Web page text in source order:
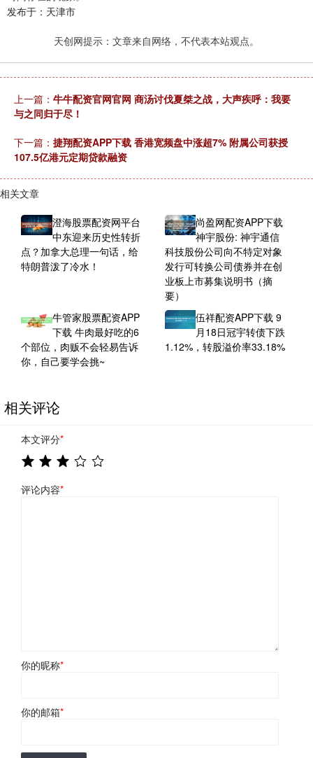
发布于：天津市
天创网提示：文章来自网络，不代表本站观点。
上一篇： 牛牛配资官网官网 商汤讨伐夏桀之战，大声疾呼：我要
与之同归于尽！
下一篇： 捷翔配资APP下载 香港宽频盘中涨超7% 附属公司获授
107.5亿港元定期贷款融资
相关文章
澄海股票配资网平台
中东迎来历史性转折
点？加拿大总理一句话，给
特朗普泼了冷水！
尚盈网配资APP下载
神宇股份: 神宇通信
科技股份公司向不特定对象
发行可转换公司债券并在创
业板上市募集说明书（摘
要）
牛管家股票配资APP
下载 牛肉最好吃的6
个部位，肉贩不会轻易告诉
你，自己要学会挑~
伍祥配资APP下载 9
月18日冠宇转债下跌
1.12%，转股溢价率33.18%
相关评论
本文评分*
评论内容*
你的昵称*
你的邮箱*